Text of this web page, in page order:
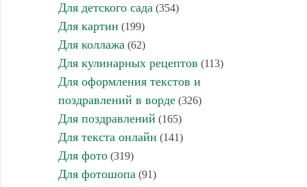
Для детского сада (354)
Для картин (199)
Для коллажа (62)
Для кулинарных рецептов (113)
Для оформления текстов и
поздравлений в ворде(326)
Для поздравлений (165)
Для текста онлайн (141)
Для фото(319)
Для фотошопа (91)